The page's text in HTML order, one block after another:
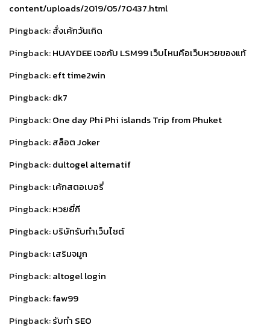
content/uploads/2019/05/70437.html
Pingback:สั่งเค้กวันเกิด
Pingback:HUAYDEE เจอกับ LSM99 เว็บไหนคือเว็บหวยของแท้
Pingback:eft time2win
Pingback:dk7
Pingback:One day Phi Phi islands Trip from Phuket
Pingback:สล็อต Joker
Pingback:dultogel alternatif
Pingback:เค้กสตอเบอรี่
Pingback:หวยยี่กี
Pingback:บริษัทรับทำเว็บไซต์
Pingback:เสริมจมูก
Pingback:altogel login
Pingback:faw99
Pingback:รับทำ SEO